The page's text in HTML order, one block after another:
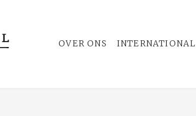
OVER ONS INTERNATIONAL